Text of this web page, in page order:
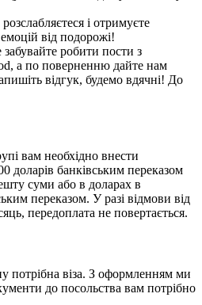
розслабляєтеся і отримуєте
від подорожі!
робити пости з
а по поверненню дайте нам
відгук, будемо вдячні! До
вам необхідно внести
доларів банківським переказом
суми або в доларах в
переказом. У разі відмови від
передоплата не повертається.
потрібна віза. З оформленням ми
до посольства вам потрібно